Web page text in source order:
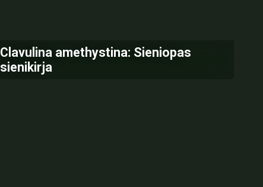
Clavulina amethystina: Sieniopas
sienikirja